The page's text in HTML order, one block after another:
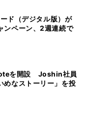
ド（デジタル版）が
ンペーン、2週連続で
を開設 Joshin社員
めなストーリー」を投